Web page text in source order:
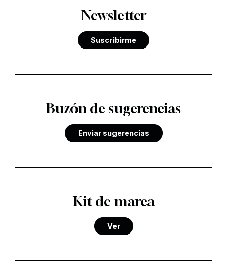
Newsletter
Suscribirme
Buzón de sugerencias
Enviar sugerencias
Kit de marca
Ver